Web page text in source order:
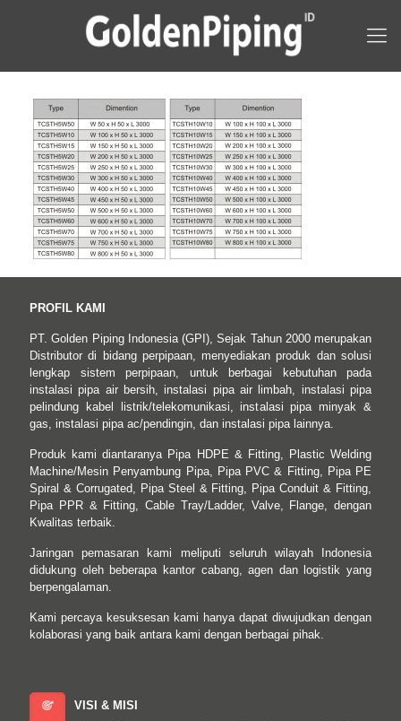
PROFIL KAMI
PT. Golden Piping Indonesia (GPI), Sejak Tahun 2000 merupakan
Distributor di bidang perpipaan, menyediakan produk dan solusi
lengkap sistem perpipaan, untuk berbagai kebutuhan pada
instalasi pipa air bersih, instalasi pipa air limbah, instalasi pipa
pelindung kabel listrik/telekomunikasi, instalasi pipa minyak &
gas, instalasi pipa ac/pendingin, dan instalasi pipa lainnya.
Produk kami diantaranya Pipa HDPE & Fitting, Plastic Welding
Machine/Mesin Penyambung Pipa, Pipa PVC & Fitting, Pipa PE
Spiral & Corrugated, Pipa Steel & Fitting, Pipa Conduit & Fitting,
Pipa PPR & Fitting, Cable Tray/Ladder, Valve, Flange, dengan
Kwalitas terbaik.
Jaringan pemasaran kami meliputi seluruh wilayah Indonesia
didukung oleh beberapa kantor cabang, agen dan logistik yang
berpengalaman.
Kami percaya kesuksesan kami hanya dapat diwujudkan dengan
kolaborasi yang baik antara kami dengan berbagai pihak.
VISI & MISI